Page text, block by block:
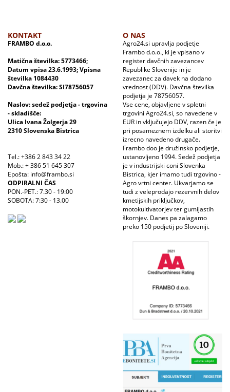
KONTAKT
FRAMBO d.o.o.
Matična številka: 5773466;
Datum vpisa 23.6.1993; Vpisna
številka 1084430
Davčna številka: SI78756057
Naslov: sedež podjetja - trgovina
- skladišče:
Ulica Ivana Žolgerja 29
2310 Slovenska Bistrica
Tel.: +386 2 843 34 22
Mob.: + 386 51 645 307
Epošta: info@frambo.si
ODPIRALNI ČAS
PON.-PET.: 7.30 - 19:00
SOBOTA: 7:30 - 13.00
O NAS
Agro24.si upravlja podjetje
Frambo d.o.o., ki je vpisano v
register davčnih zavezancev
Republike Slovenije in je
zavezanec za davek na dodano
vrednost (DDV). Davčna številka
podjetja je 78756057.
Vse cene, objavljene v spletni
trgovini Agro24.si, so navedene v
EUR in vključujejo DDV, razen če je
pri posameznem izdelku ali storitvi
izrecno navedeno drugače.
Frambo doo je družinsko podjetje,
ustanovljeno 1994. Sedež podjetja
je v industrijski coni Slovenka
Bistrica, kjer imamo tudi trgovino -
Agro vrtni center. Ukvarjamo se
tudi z veleprodajo rezervnih delov
kmetijskih priključkov,
motokultivatorjev ter gumijastih
škornjev. Danes pa zalagamo
preko 150 podjetij po Sloveniji.